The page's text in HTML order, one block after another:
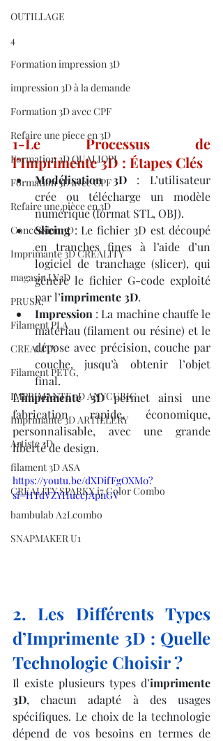
OUTILLAGE
4
Formation impression 3D
impression 3D à la demande
Formation 3D avec CPF
Refaire une piece en 3D
Formation 3D QUALIOPI
Formation 3D avec CPF
Refaire une pièce en 3D
Concession 3D
Imprimante 3D CREALITY
magasin LV3D
PRUSA,
Filament PLA
CREALITY
Filament PETG,
IMPRIMANTE 3D ANYCUBIC
Imprimante 3D ARTILLERY
Artiste 3D
filament 3D ASA
CREALITY SPARKX i7 Color Combo
bambulab A2Lcombo
SNAPMAKER U1
1-Le Processus de
l’Imprimente 3D : Étapes Clés
Modélisation 3D : L’utilisateur
crée ou télécharge un modèle
numérique (format STL, OBJ).
Slicing : Le fichier 3D est découpé
en tranches fines à l’aide d’un
logiciel de tranchage (slicer), qui
génère le fichier G-code exploité
par l’imprimente 3D.
Impression : La machine chauffe le
matériau (filament ou résine) et le
dépose avec précision, couche par
couche, jusqu’à obtenir l’objet
final.
L’imprimente 3D permet ainsi une
fabrication rapide, économique,
personnalisable, avec une grande
liberté de design.
https://youtu.be/dXDifFgOXM0?
si=HTdVZYHuccJApnGV
2. Les Différents Types
d’Imprimente 3D : Quelle
Technologie Choisir ?
Il existe plusieurs types d’imprimente
3D, chacun adapté à des usages
spécifiques. Le choix de la technologie
dépend de vos besoins en termes de